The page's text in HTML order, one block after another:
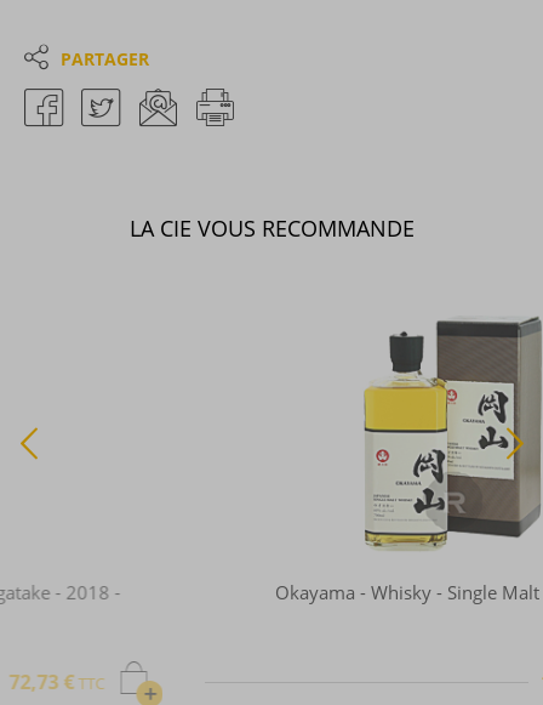
PARTAGER
LA CIE VOUS RECOMMANDE
Okayama - Whisky - Single Malt - 70cl - 40°